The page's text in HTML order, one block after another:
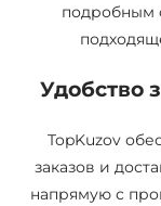
подробным
Удобство
TopKuzov
заказов и
напрямую с